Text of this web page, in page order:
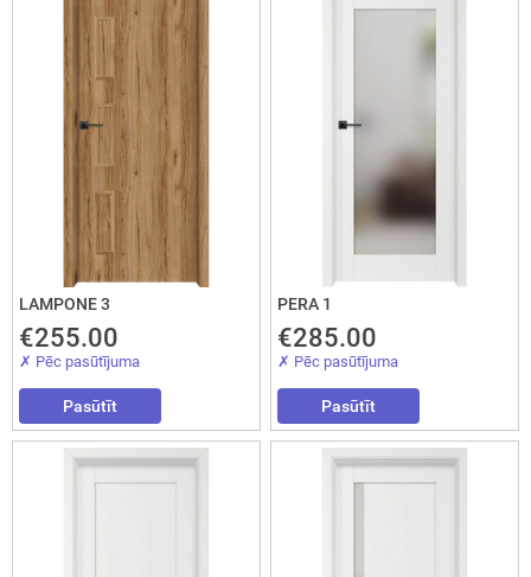
LAMPONE 3
€255.00
✗ Pēc pasūtījuma
Pasūtīt
PERA 1
€285.00
✗ Pēc pasūtījuma
Pasūtīt
Aizvērt!